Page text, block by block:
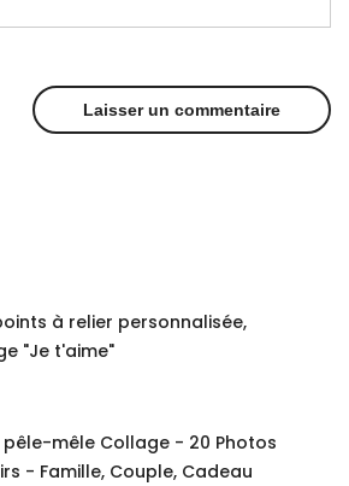
à relier personnalisée,
"Je t'aime"
mêle Collage - 20 Photos
- Famille, Couple, Cadeau